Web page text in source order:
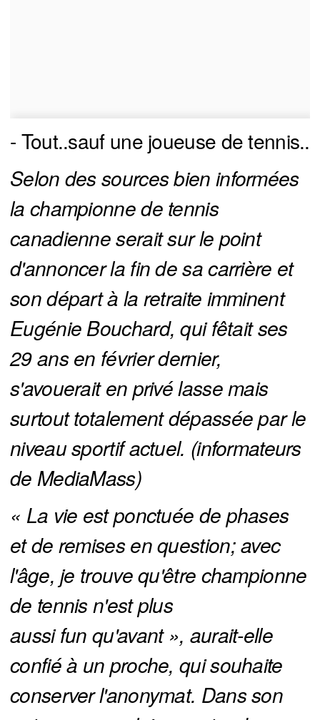
- Tout..sauf une joueuse de tennis..
Selon des sources bien informées
la championne de tennis
canadienne serait sur le point
d'annoncer la fin de sa carrière et
son départ à la retraite imminent
Eugénie Bouchard, qui fêtait ses
29 ans en février dernier,
s'avouerait en privé lasse mais
surtout totalement dépassée par le
niveau sportif actuel. (informateurs
de MediaMass)
« La vie est ponctuée de phases
et de remises en question; avec
l'âge, je trouve qu'être championne
de tennis n'est plus
aussi fun qu'avant », aurait-elle
confié à un proche, qui souhaite
conserver l'anonymat. Dans son